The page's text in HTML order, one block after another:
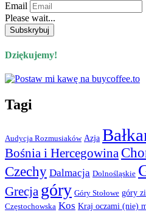
Email
Please wait...
Dziękujemy!
Tagi
Audycja Rozmusiaków Azja
Bośnia i Hercegowina
Czechy Dalmacja Dolnośląskie
Grecja góry Góry Stołowe góry
Częstochowska Kos Kraj oczami (nie)